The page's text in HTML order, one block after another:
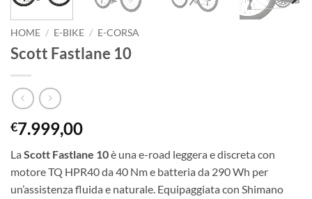
HOME / E-BIKE / E-CORSA
Scott Fastlane 10
€7.999,00
La Scott Fastlane 10è una e-road leggera e discreta con
motore TQ HPR40 da 40 Nm e batteria da 290 Wh per
un’assistenza fluida e naturale. Equipaggiata con Shimano